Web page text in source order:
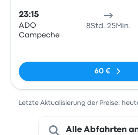
23:15
ADO
Campeche
8Std. 25Min.
60 €
Letzte Aktualisierung der Preise:
Alle Abfahrten